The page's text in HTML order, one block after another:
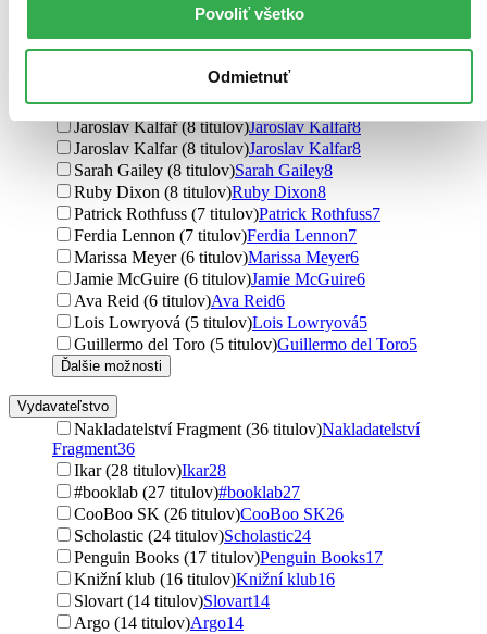
Povoliť všetko
Odmietnuť
Mary Shelley (9 titulov)Mary Shelley
Colleen Hoover (9 titulov)Colleen Hoover9
Collen Hoover (9 titulov)Collen Hoover
Dan T. Sehlberg (8 titulov)Dan T. Sehlberg8
Jaroslav Kalfař (8 titulov)Jaroslav Kalfař8
Jaroslav Kalfar (8 titulov)Jaroslav Kalfar8
Sarah Gailey (8 titulov)Sarah Gailey8
Ruby Dixon (8 titulov)Ruby Dixon8
Patrick Rothfuss (7 titulov)Patrick Rothfuss7
Ferdia Lennon (7 titulov)Ferdia Lennon7
Marissa Meyer (6 titulov)Marissa Meyer6
Jamie McGuire (6 titulov)Jamie McGuire6
Ava Reid (6 titulov)Ava Reid6
Lois Lowryová (5 titulov)Lois Lowryová5
Guillermo del Toro (5 titulov)Guillermo del Toro5
Ďalšie možnosti
Vydavateľstvo
Nakladatelství Fragment (36 titulov)Nakladatelství
Fragment36
Ikar (28 titulov)Ikar28
#booklab (27 titulov)#booklab27
CooBoo SK (26 titulov)CooBoo SK26
Scholastic (24 titulov)Scholastic24
Penguin Books (17 titulov)Penguin Books17
Knižní klub (16 titulov)Knižní klub16
Slovart (14 titulov)Slovart14
Argo (14 titulov)Argo14